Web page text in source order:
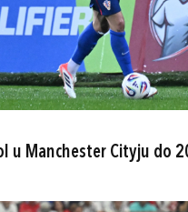
u Manchester Cityju do